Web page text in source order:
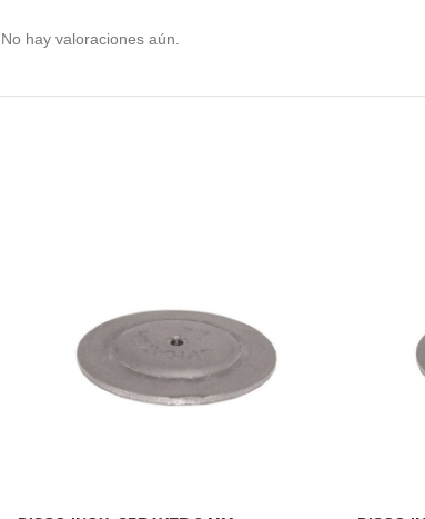
No hay valoraciones aún.